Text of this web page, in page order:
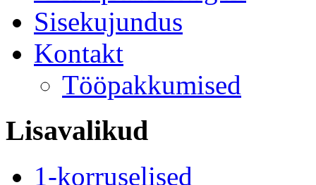
Sisekujundus
Kontakt
Tööpakkumised
Lisavalikud
1-korruselised